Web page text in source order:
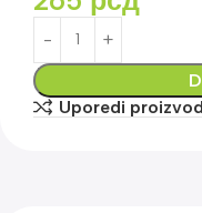
Uporedi